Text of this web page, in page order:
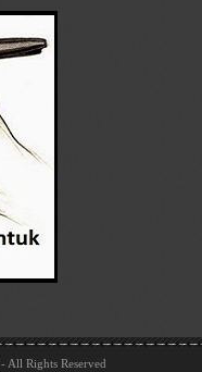
- All Rights Reserved